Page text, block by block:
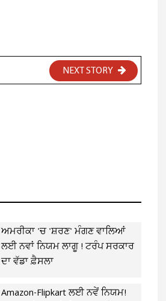
NEXT STORY
ਅਮਰੀਕਾ 'ਚ 'ਸ਼ਰਣ' ਮੰਗਣ ਵਾਲਿਆਂ
ਲਈ ਨਵਾਂ ਨਿਯਮ ਲਾਗੂ ! ਟਰੰਪ ਸਰਕਾਰ
ਦਾ ਵੱਡਾ ਫ਼ੈਸਲਾ
Amazon-Flipkart ਲਈ ਨਵੇਂ ਨਿਯਮ!